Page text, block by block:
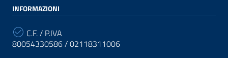
INFORMAZIONI
C.F. / P.IVA
80054330586 / 02118311006